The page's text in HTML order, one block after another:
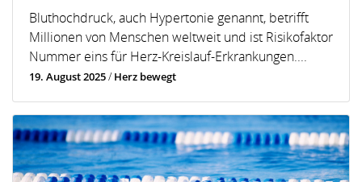
Bluthochdruck, auch Hypertonie genannt, betrifft
Millionen von Menschen weltweit und ist Risikofaktor
Nummer eins für Herz-Kreislauf-Erkrankungen....
19. August 2025/Herz bewegt